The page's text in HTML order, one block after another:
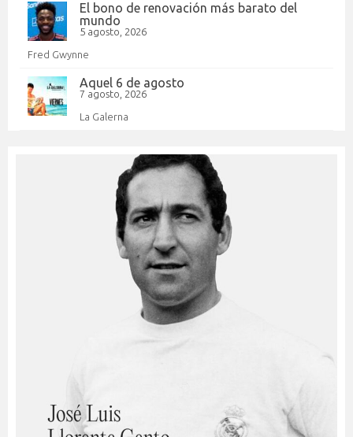
El bono de renovación más barato del
mundo
5 agosto, 2026
Fred Gwynne
Aquel 6 de agosto
7 agosto, 2026
La Galerna